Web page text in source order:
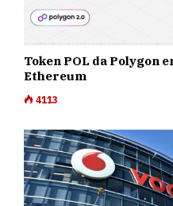
Token POL da Polygon
Ethereum
4113